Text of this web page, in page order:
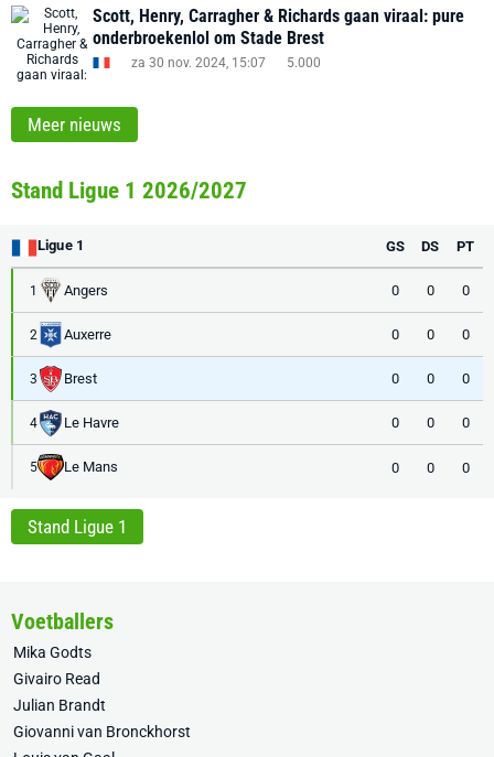
Scott, Henry, Carragher & Richards gaan viraal: pure
onderbroekenlol om Stade Brest
za 30 nov. 2024, 15:07 5.000
Meer nieuws
Stand Ligue 1 2026/2027
Ligue 1 GS DS PT
1 Angers 0 0 0
2 Auxerre 0 0 0
3 Brest 0 0 0
4 Le Havre 0 0 0
5 Le Mans 0 0 0
Stand Ligue 1
Voetballers
Mika Godts
Givairo Read
Julian Brandt
Giovanni van Bronckhorst